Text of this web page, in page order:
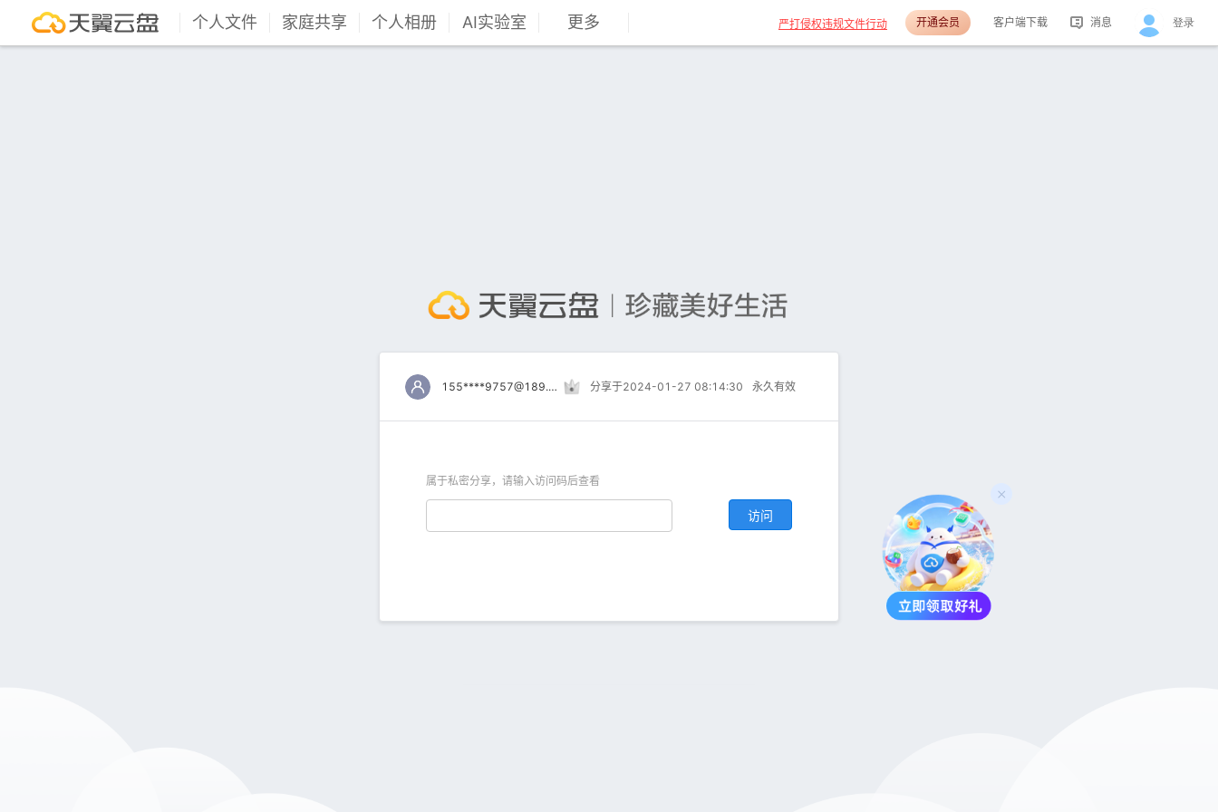
个人文件 家庭共享 个人相册 AI实验室 更多 严打侵权违规文件行动 开通会员 客户端下载 消息 登录
155****9757@189.cn 分享于2024-01-27 08:14:30 永久有效
属于私密分享，请输入访问码后查看
访问